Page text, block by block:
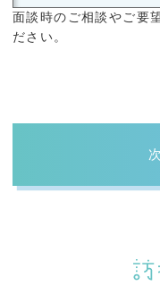
面談時のご相談やご要
ださい。